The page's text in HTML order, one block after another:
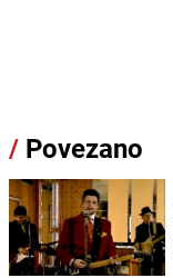
/ Povezano